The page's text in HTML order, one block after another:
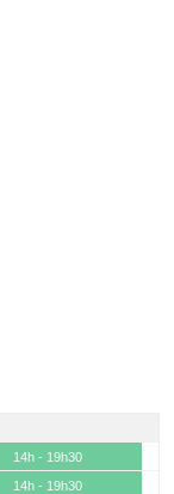
14h - 19h30
14h - 19h30